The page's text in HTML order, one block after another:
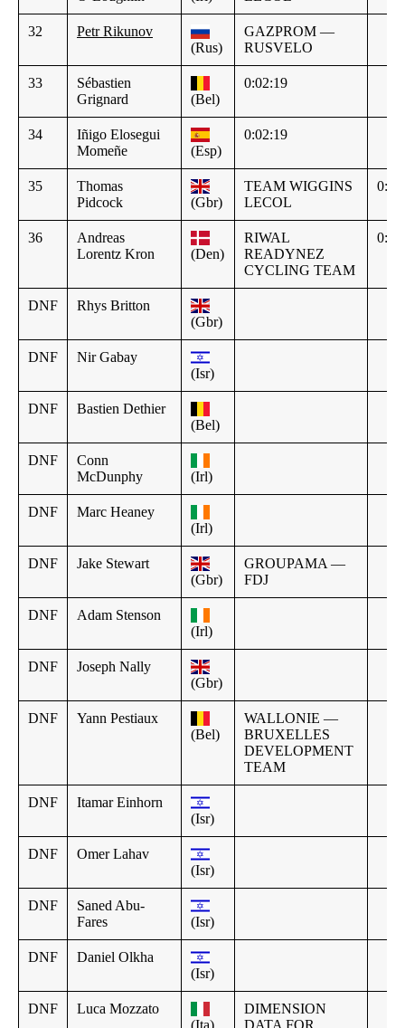
32
Petr Rikunov
(Rus)
GAZPROM —
RUSVELO
33
Sébastien
Grignard
(Bel)
0:02:19
34
Iñigo Elosegui
Momeñe
(Esp)
0:02:19
35
Thomas
Pidcock
(Gbr)
TEAM WIGGINS
LECOL
36
Andreas
Lorentz Kron
(Den)
RIWAL
READYNEZ
CYCLING TEAM
DNF
Rhys Britton
(Gbr)
DNF
Nir Gabay
(Isr)
DNF
Bastien Dethier
(Bel)
DNF
Conn
McDunphy
(Irl)
DNF
Marc Heaney
(Irl)
DNF
Jake Stewart
(Gbr)
GROUPAMA —
FDJ
DNF
Adam Stenson
(Irl)
DNF
Joseph Nally
(Gbr)
DNF
Yann Pestiaux
(Bel)
WALLONIE —
BRUXELLES
DEVELOPMENT
TEAM
DNF
Itamar Einhorn
(Isr)
DNF
Omer Lahav
(Isr)
DNF
Saned Abu-
Fares
(Isr)
DNF
Daniel Olkha
(Isr)
DNF
Luca Mozzato
(Ita)
DIMENSION
DATA FOR